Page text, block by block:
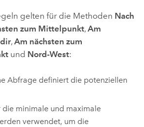
gelten für die Methoden Nach
zum Mittelpunkt, Am
, Am nächsten zum
und Nord-West:
Abfrage definiert die potenziellen
die minimale und maximale
verwendet, um die